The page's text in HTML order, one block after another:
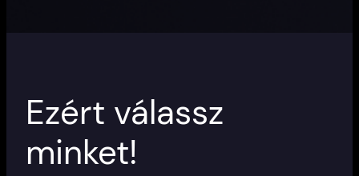
Ezért válassz
minket!